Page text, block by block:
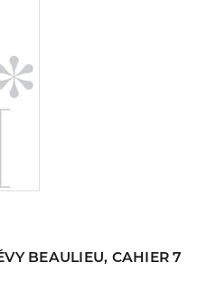
BEAULIEU, CAHIER 7